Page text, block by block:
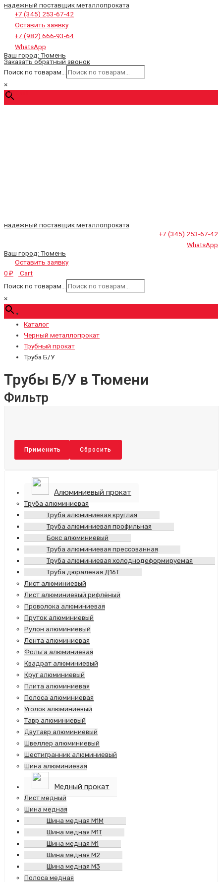
надежный поставщик металлопроката
+7 (345) 253-67-42
Оставить заявку
+7 (982) 666-93-64
WhatsApp
Ваш город: Тюмень
Заказать обратный звонок
Поиск по товарам...
×
0₽
надежный поставщик металлопроката
+7 (345) 253-67-42
WhatsApp
Ваш город: Тюмень
Оставить заявку
0 ₽
Cart
Поиск по товарам...
×
Каталог
Черный металлопрокат
Трубный прокат
Труба Б/У
Трубы Б/У в Тюмени
Фильтр
Применить Сбросить
Алюминиевый прокат
Труба алюминиевая
Труба алюминиевая круглая
Труба алюминиевая профильная
Бокс алюминиевый
Труба алюминиевая прессованная
Труба алюминиевая холоднодеформируемая
Труба дюралевая Д16Т
Лист алюминиевый
Лист алюминиевый рифлёный
Проволока алюминиевая
Пруток алюминиевый
Рулон алюминиевый
Лента алюминиевая
Фольга алюминиевая
Квадрат алюминиевый
Круг алюминиевый
Плита алюминиевая
Полоса алюминиевая
Уголок алюминиевый
Тавр алюминиевый
Двутавр алюминиевый
Швеллер алюминиевый
Шестигранник алюминиевый
Шина алюминиевая
Медный прокат
Лист медный
Шина медная
Шина медная М1М
Шина медная М1Т
Шина медная М1
Шина медная М2
Шина медная М3
Полоса медная